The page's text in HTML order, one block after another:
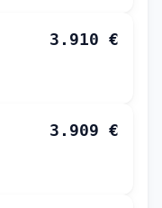
3.910 €
3.909 €